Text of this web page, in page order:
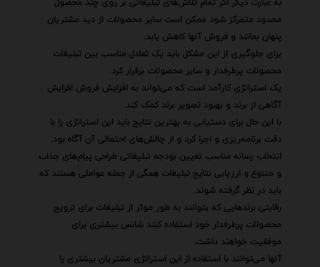
محدود متمرکز شود ممکن است سایر محصولات از دید مشتریان
پنهان بمانند و فروش آنها کاهش یابد.
برای جلوگیری از این مشکل باید یک تعادل مناسب بین تبلیغات
محصولات پرطرفدار و سایر محصولات برقرار کرد.
یک استراتژی کارآمد است که می‌تواند به افزایش فروش افزایش
آگاهی از برند و بهبود تصویر برند کمک کند.
با این حال برای دستیابی به بهترین نتایج باید این استراتژی را با
دقت برنامه‌ریزی و اجرا کرد و از چالش‌های احتمالی آن آگاه بود.
انتخاب رسانه مناسب تعیین بودجه تبلیغاتی طراحی پیام‌های جذاب
و متنوع و ارزیابی نتایج تبلیغات همگی از جمله عواملی هستند که
باید در نظر گرفته شوند.
رقابتی برندهایی که بتوانند به طور موثر از تبلیغات برای ترویج
محصولات پرطرفدار خود استفاده کنند شانس بیشتری برای
موفقیت خواهند داشت.
آنها می‌توانند با استفاده از این استراتژی مشتریان بیشتری را